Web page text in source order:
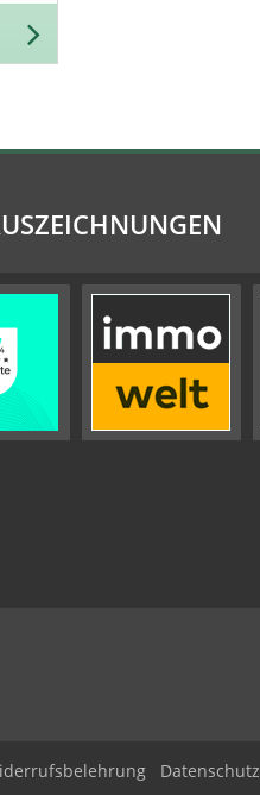
Datenschutz